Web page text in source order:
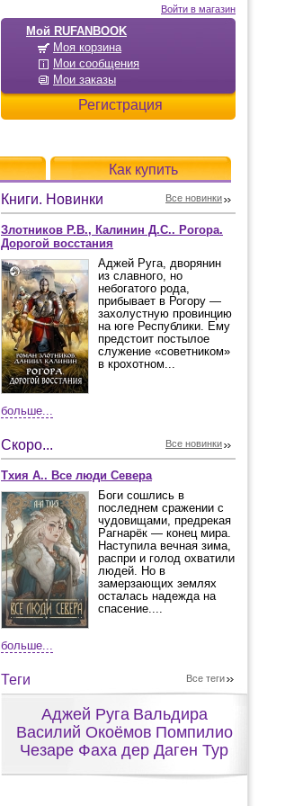
Мой RUFANBOOK
Моя корзина
Мои сообщения
Мои заказы
Регистрация
Войти в магазин
Как купить
Книги. Новинки Все новинки
Злотников Р.В., Калинин Д.С.. Рогора.
Дорогой восстания
Аджей Руга, дворянин
из славного, но
небогатого рода,
прибывает в Рогору —
захолустную провинцию
на юге Республики. Ему
предстоит постылое
служение «советником»
в крохотном...
больше...
Скоро... Все новинки
Тхия А.. Все люди Севера
Боги сошлись в
последнем сражении с
чудовищами, предрекая
Рагнарёк — конец мира.
Наступила вечная зима,
распри и голод охватили
людей. Но в
замерзающих землях
осталась надежда на
спасение....
больше...
Теги Все теги
Аджей Руга Вальдира
Василий Окоёмов Помпилио
Чезаре Фаха дер Даген Тур